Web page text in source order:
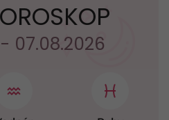
- 07.08.2026